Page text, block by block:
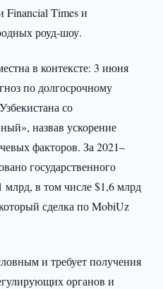
Financial Times и
роуд-шоу.
в контексте: 3 июня
по долгосрочному
со
назвав ускорение
факторов. За 2021–
государственного
в том числе $1,6 млрд
сделка по MobiUz
и требует получения
органов и